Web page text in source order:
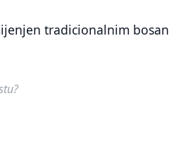
tradicionalnim